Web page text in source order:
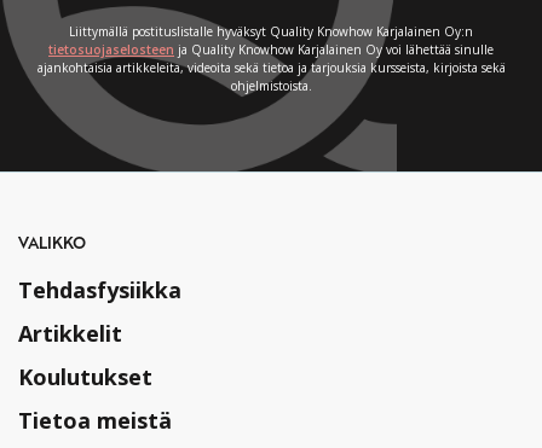
Liittymällä postituslistalle hyväksyt Quality Knowhow Karjalainen Oy:n
tietosuojaselosteen ja Quality Knowhow Karjalainen Oy voi lähettää sinulle
ajankohtaisia artikkeleita, videoita sekä tietoa ja tarjouksia kursseista, kirjoista sekä
ohjelmistoista.
VALIKKO
Tehdasfysiikka
Artikkelit
Koulutukset
Tietoa meistä